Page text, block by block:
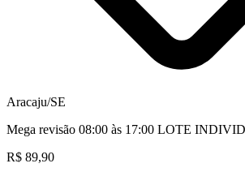
Aracaju/SE
Mega revisão 08:00 às 17:00 LOTE
R$ 89,90